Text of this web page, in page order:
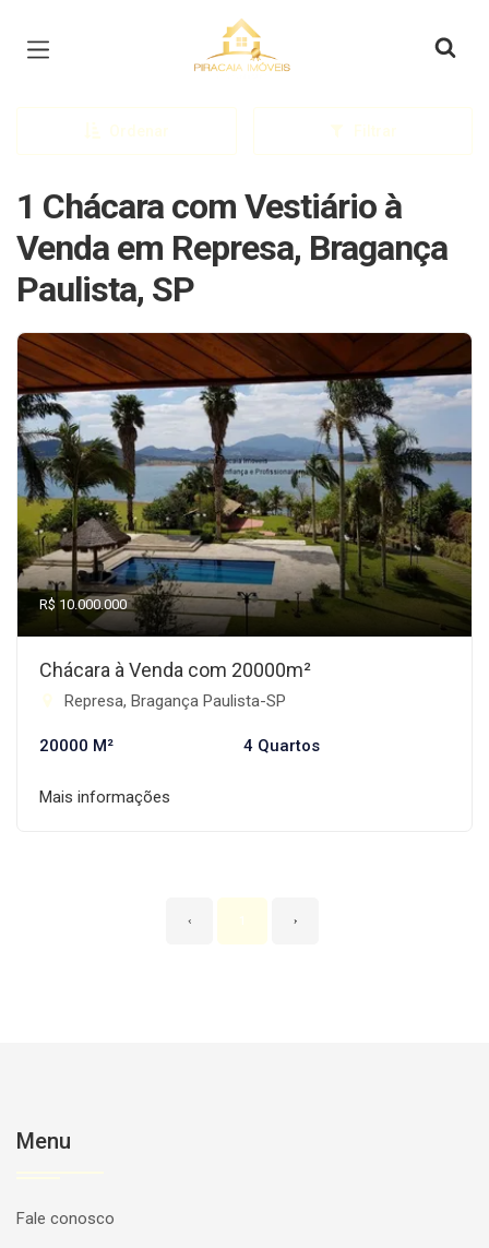
Página inicial
Ordenar Filtrar
1 Chácara com Vestiário à
Venda em Represa, Bragança
Paulista, SP
R$ 10.000.000
Chácara à Venda com 20000m²
Represa, Bragança Paulista-SP
20000 M² 4 Quartos
Mais informações
‹ 1 ›
Menu
Fale conosco